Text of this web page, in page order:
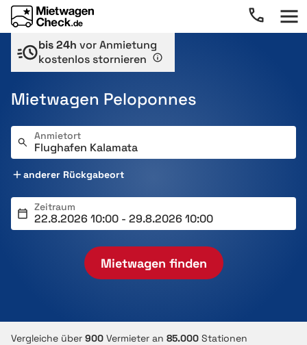
bis 24h vor Anmietung
kostenlos stornieren
Mietwagen Peloponnes
Anmietort
anderer Rückgabeort
Zeitraum
Mietwagen finden
Vergleiche über 900 Vermieter an 85.000 Stationen